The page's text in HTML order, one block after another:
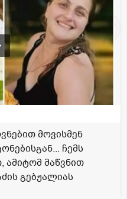
მოვისმენ
ჩემს
ამიტომ მაწვნით
გებჟალიას